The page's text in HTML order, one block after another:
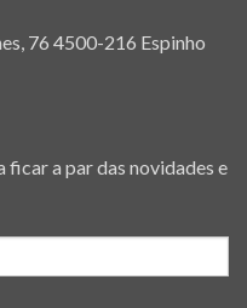
76 4500-216 Espinho
ficar a par das novidades e